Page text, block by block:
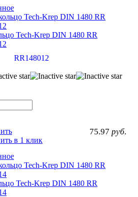
Tech-Krep DIN 1480 RR
RR148012
75.97 руб.
в 1 клик
Tech-Krep DIN 1480 RR